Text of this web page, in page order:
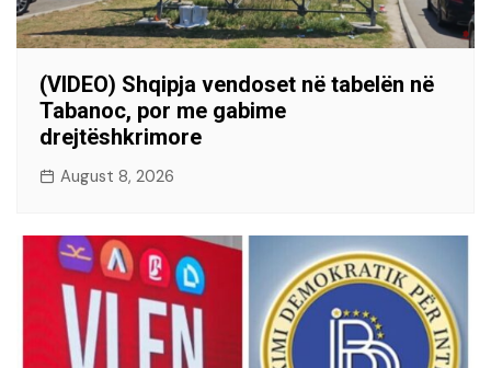
(VIDEO) Shqipja vendoset në tabelën në
Tabanoc, por me gabime
drejtëshkrimore
August 8, 2026